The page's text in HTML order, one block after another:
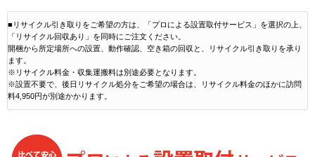
■リサイクル引き取りをご希望の方は、「プロによる設置取付サービス」を選択の上、
「リサイクル回収あり」を同時にご注文ください。
開梱から所定場所への設置、動作確認、空き箱の回収と、リサイクル引き取りを承り
ます。
※リサイクル料金・収集運搬料は別途必要となります。
※設置不要で、後日リサイクル処分をご希望の場合は、リサイクル料金のほかに訪問
料4,950円が別途かかります。